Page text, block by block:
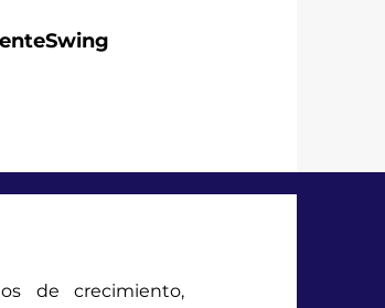
de crecimiento,